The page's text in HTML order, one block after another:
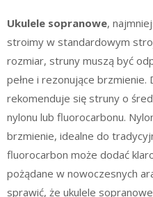
Ukulele sopranowe,
stroimy w standardowym
rozmiar, struny muszą być
pełne i rezonujące
rekomenduje się struny o
nylonu lub fluorocarbonu.
brzmienie, idealne do
fluorocarbon może dodać
pożądane w nowoczesnych
sprawić, że ukulele